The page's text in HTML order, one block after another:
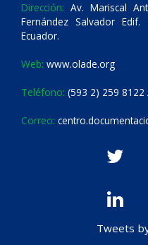
Dirección: Av. Mariscal
Fernández Salvador
Ecuador.
Web: www.olade.org
Teléfono: (593 2) 259 8122
Correo:
Tweets